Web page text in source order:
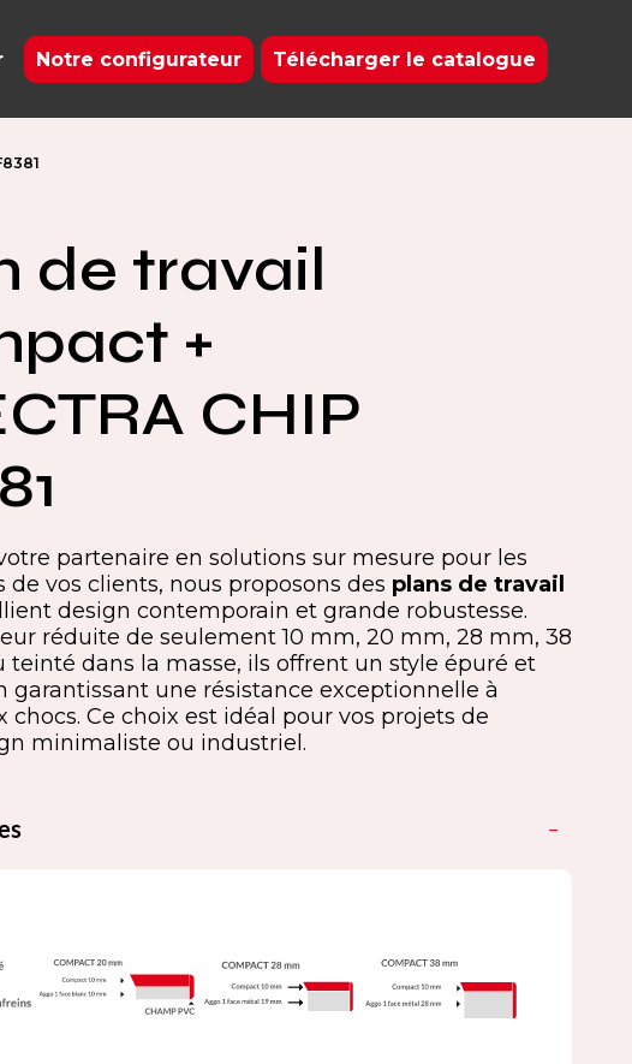
Notre configurateur Télécharger le catalogue
de travail
+
CHIP
partenaire en solutions sur mesure pour les
de vos clients, nous proposons des plans de travail
design contemporain et grande robustesse.
réduite de seulement 10 mm, 20 mm, 28 mm, 38
teinté dans la masse, ils offrent un style épuré et
garantissant une résistance exceptionnelle à
chocs. Ce choix est idéal pour vos projets de
minimaliste ou industriel.